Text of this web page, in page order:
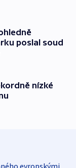
poslal soud
nízké
evropskými